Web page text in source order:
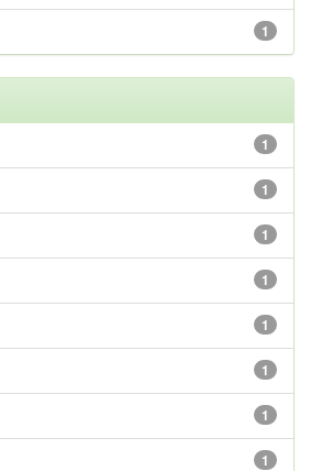
1
1
1
1
1
1
1
1
1